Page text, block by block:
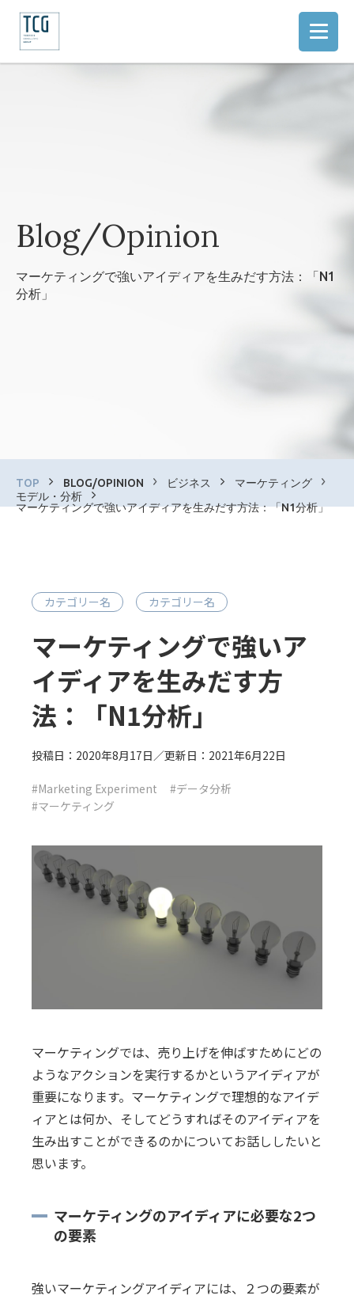
Blog/Opinion
マーケティングで強いアイディアを生みだす方法：「N1
分析」
TOP BLOG/OPINION ビジネス
マーケティング
モデル・分析
マーケティングで強いアイディアを生みだす方法：「N1分析」
カテゴリー名 カテゴリー名
マーケティングで強いア
イディアを生みだす方
法：「N1分析」
投稿日：2020年8月17日／更新日：2021年6月22日
#Marketing Experiment
#データ分析
#マーケティング
マーケティングでは、売り上げを伸ばすためにどの
ようなアクションを実行するかというアイディアが
重要になります。マーケティングで理想的なアイデ
ィアとは何か、そしてどうすればそのアイディアを
生み出すことができるのかについてお話ししたいと
思います。
マーケティングのアイディアに必要な2つ
の要素
強いマーケティングアイディアには、２つの要素が